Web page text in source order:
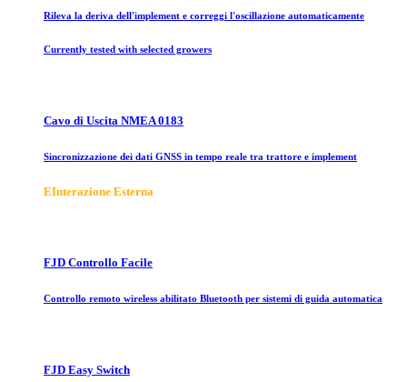
Rileva la deriva dell'implement e correggi l'oscillazione automaticamente
Currently tested with selected growers
Cavo di Uscita NMEA 0183
Sincronizzazione dei dati GNSS in tempo reale tra trattore e implement
EInterazione Esterna
FJD Controllo Facile
Controllo remoto wireless abilitato Bluetooth per sistemi di guida automatica
FJD Easy Switch